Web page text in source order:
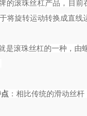
的滚珠丝杠产品，目
将旋转运动转换成直线
是滚珠丝杠的一种，由
：相比传统的滑动丝